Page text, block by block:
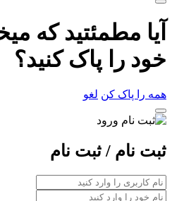
آیا مطمئتید که
خود را پاک کنید؟
همه را پاک کن لغو
ثبت نام / ثبت نام